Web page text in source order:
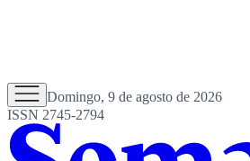
Domingo, 9 de agosto de 2026
ISSN 2745-2794